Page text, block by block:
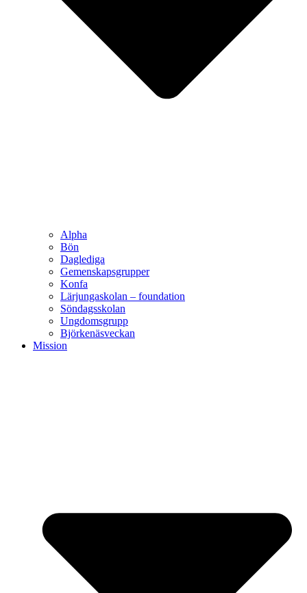
Alpha
Bön
Daglediga
Gemenskapsgrupper
Konfa
Lärjungaskolan – foundation
Söndagsskolan
Ungdomsgrupp
Björkenäsveckan
Mission